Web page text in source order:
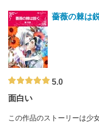
薔薇の棘は
5.0
面白い
この作品のストーリーは少